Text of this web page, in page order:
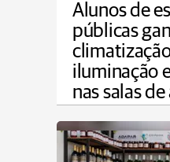
Alunos de
públicas
iluminação
nas salas de